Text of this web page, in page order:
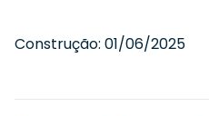
Construção: 01/06/2025